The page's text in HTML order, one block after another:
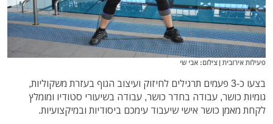
פעילות אירובית | צילום: אבי שי
בצעו כ-3 פעמים תרגילים לחיזוק ועיצוב הגוף בעזרת משקוליות,
גומיות כושר, עבודה בחדר כושר, עבודה בשיעורי סטודיו ומומלץ
לקחת מאמן כושר אישי שיעבוד עימכם ביסודיות ובמיקצועיות.